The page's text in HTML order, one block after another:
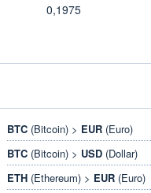
0,1975
BTC (Bitcoin) > EUR (Euro)
BTC (Bitcoin) > USD (Dollar)
ETH (Ethereum) > EUR (Euro)